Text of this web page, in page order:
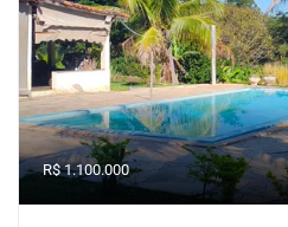
R$ 1.100.000